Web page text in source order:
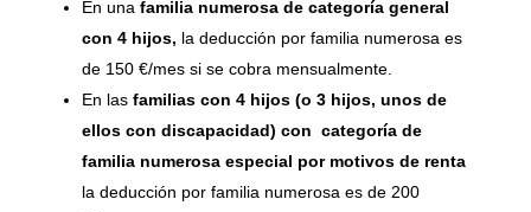
En una familia numerosa de categoría general
con 4 hijos, la deducción por familia numerosa es
de 150 €/mes si se cobra mensualmente.
En las familias con 4 hijos (o 3 hijos, unos de
ellos con discapacidad) con categoría de
familia numerosa especial por motivos de renta
la deducción por familia numerosa es de 200